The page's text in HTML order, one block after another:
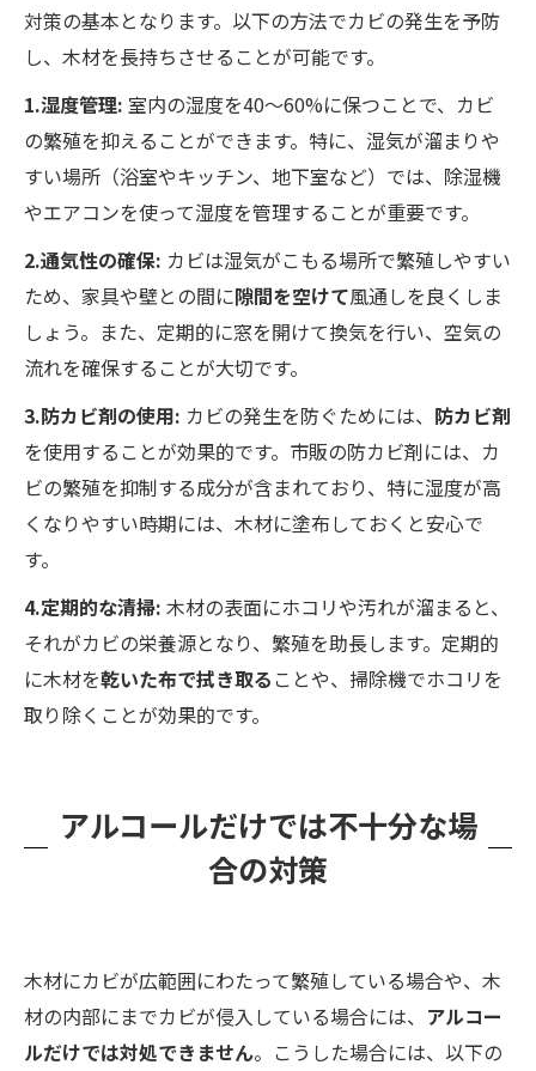
対策の基本となります。以下の方法でカビの発生を予防
し、木材を長持ちさせることが可能です。
1.湿度管理: 室内の湿度を40〜60%に保つことで、カビ
の繁殖を抑えることができます。特に、湿気が溜まりや
すい場所（浴室やキッチン、地下室など）では、除湿機
やエアコンを使って湿度を管理することが重要です。
2.通気性の確保: カビは湿気がこもる場所で繁殖しやすい
ため、家具や壁との間に隙間を空けて風通しを良くしま
しょう。また、定期的に窓を開けて換気を行い、空気の
流れを確保することが大切です。
3.防カビ剤の使用: カビの発生を防ぐためには、 防カビ剤
を使用することが効果的です。市販の防カビ剤には、カ
ビの繁殖を抑制する成分が含まれており、特に湿度が高
くなりやすい時期には、木材に塗布しておくと安心で
す。
4.定期的な清掃: 木材の表面にホコリや汚れが溜まると、
それがカビの栄養源となり、繁殖を助長します。定期的
に木材を乾いた布で拭き取る ことや、掃除機でホコリを
取り除くことが効果的です。
アルコールだけでは不十分な場
合の対策
木材にカビが広範囲にわたって繁殖している場合や、木
材の内部にまでカビが侵入している場合には、 アルコー
ルだけでは対処できません。こうした場合には、以下の